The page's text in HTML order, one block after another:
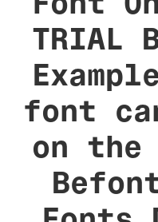
TRIAL
font
on